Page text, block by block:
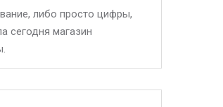
либо просто цифры,
сегодня магазин